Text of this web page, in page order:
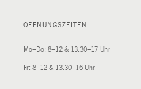
ÖFFNUNGSZEITEN
Mo–Do: 8–12 & 13.30–17 Uhr
Fr: 8–12 & 13.30–16 Uhr